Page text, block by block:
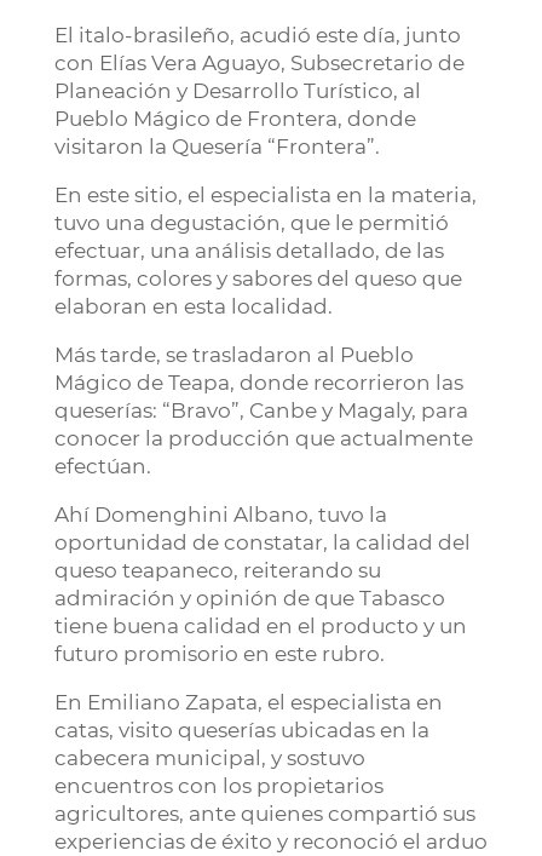
El italo-brasileño, acudió este día, junto
con Elías Vera Aguayo, Subsecretario de
Planeación y Desarrollo Turístico, al
Pueblo Mágico de Frontera, donde
visitaron la Quesería “Frontera”.
En este sitio, el especialista en la materia,
tuvo una degustación, que le permitió
efectuar, una análisis detallado, de las
formas, colores y sabores del queso que
elaboran en esta localidad.
Más tarde, se trasladaron al Pueblo
Mágico de Teapa, donde recorrieron las
queserías: “Bravo”, Canbe y Magaly, para
conocer la producción que actualmente
efectúan.
Ahí Domenghini Albano, tuvo la
oportunidad de constatar, la calidad del
queso teapaneco, reiterando su
admiración y opinión de que Tabasco
tiene buena calidad en el producto y un
futuro promisorio en este rubro.
En Emiliano Zapata, el especialista en
catas, visito queserías ubicadas en la
cabecera municipal, y sostuvo
encuentros con los propietarios
agricultores, ante quienes compartió sus
experiencias de éxito y reconoció el arduo